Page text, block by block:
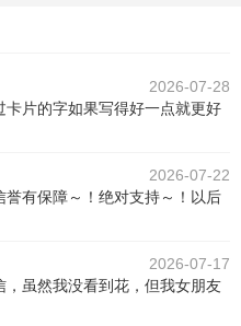
2026-07-28
片的字如果写得好一点就更好
2026-07-22
有保障～！绝对支持～！以后
2026-07-17
，虽然我没看到花，但我女朋友